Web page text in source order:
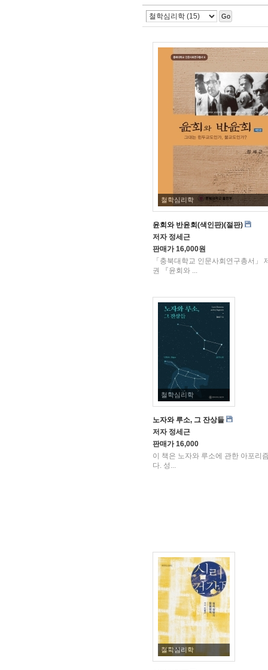
Go
철학심리학
윤회와 반윤회(색인판)(절판)
저자정세근
판매가16,000원
「충북대학교 인문사회연구총서」
권 『윤회와 ...
철학심리학
노자와 루소, 그 잔상들
저자정세근
판매가16,000
이 책은 노자와 루소에 관한 아포리
다. 성...
철학심리학